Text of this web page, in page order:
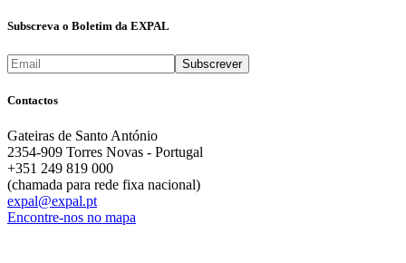
Subscreva o Boletim da EXPAL
Contactos
Gateiras de Santo António
2354-909 Torres Novas - Portugal
+351 249 819 000
(chamada para rede fixa nacional)
expal@expal.pt
Encontre-nos no mapa